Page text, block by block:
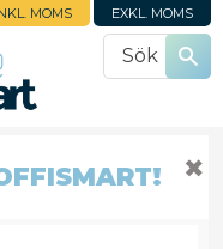
MOMS EXKL. MOMS
✖